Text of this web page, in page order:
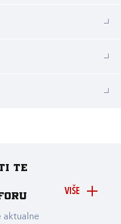
VIŠE
te
aktualne